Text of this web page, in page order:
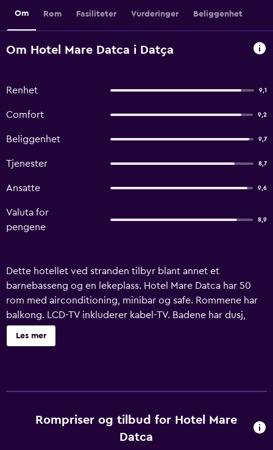
Om Rom Fasiliteter Vurderinger Beliggenhet
Om Hotel Mare Datca i Datça
Renhet 9,1
Comfort 9,2
Beliggenhet 9,7
Tjenester 8,7
Ansatte 9,6
Valuta for
pengene
8,9
Dette hotellet ved stranden tilbyr blant annet et
barnebasseng og en lekeplass. Hotel Mare Datca har 50
rom med airconditioning, minibar og safe. Rommene har
balkong. LCD-TV inkluderer kabel-TV. Badene har dusj,
tøfler, toalettartikler (inkludert) og hårføner. Dette hotellet
i Datça tilbyr kablet internett inkludert i prisen. Skrivebord
tilgjengelige enten på overnattingsstedet eller i
nærområdet. Avgifter kan tilkomme.
Les mer
Rompriser og tilbud for Hotel Mare
Datca